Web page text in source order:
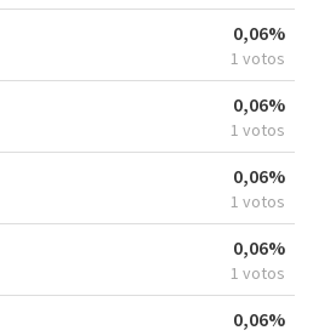
0,06%
1 votos
0,06%
1 votos
0,06%
1 votos
0,06%
1 votos
0,06%